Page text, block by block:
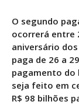
O segundo
ocorrerá entre
aniversário
paga de 26 a
pagamento do
seja feito em
R$ 98 bilhões